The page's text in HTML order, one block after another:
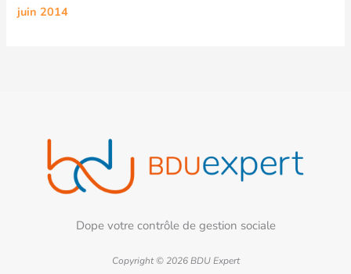
juin 2014
Dope votre contrôle de gestion sociale
Copyright © 2026 BDU Expert